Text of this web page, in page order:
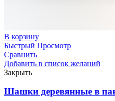
В корзину
Быстрый Просмотр
Сравнить
Добавить в список желаний
Закрыть
Шашки деревянные в